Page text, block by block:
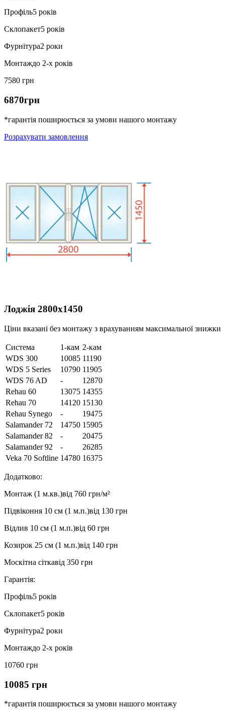
Профіль5 років
Склопакет5 років
Фурнітура2 роки
Монтаждо 2-х років
7580 грн
6870грн
*гарантія поширюється за умови нашого монтажу
Розрахувати замовлення
Лоджія 2800х1450
Ціни вказані без монтажу з врахуванням максимальної знижки
Система 1-кам 2-кам
WDS 300
10085 11190
WDS 5 Series
10790 11905
WDS 76 AD
-
12870
Rehau 60
13075 14355
Rehau 70
14120 15130
Rehau Synego
-
19475
Salamander 72
14750 15905
Salamander 82
-
20475
Salamander 92
-
26285
Veka 70 Softline 14780 16375
Додатково:
Монтаж (1 м.кв.)від 760 грн/м²
Підвіконня 10 см (1 м.п.)від 130 грн
Відлив 10 см (1 м.п.)від 60 грн
Козирок 25 см (1 м.п.)від 140 грн
Москітна сіткавід 350 грн
Гарантія:
Профіль5 років
Склопакет5 років
Фурнітура2 роки
Монтаждо 2-х років
10760 грн
10085 грн
*гарантія поширюється за умови нашого монтажу